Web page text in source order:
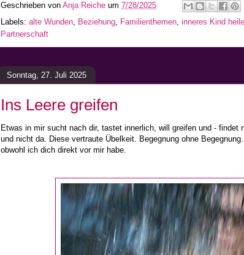
Geschrieben von Anja Reiche um 7/28/2025
Labels: alte Wunden, Beziehung, Familienthemen, inneres Kind
Partnerschaft
Sonntag, 27. Juli 2025
Ins Leere greifen
Etwas in mir sucht nach dir, tastet innerlich, will greifen und - findet
und nicht da. Diese vertraute Übelkeit. Begegnung ohne
obwohl ich dich direkt vor mir habe.